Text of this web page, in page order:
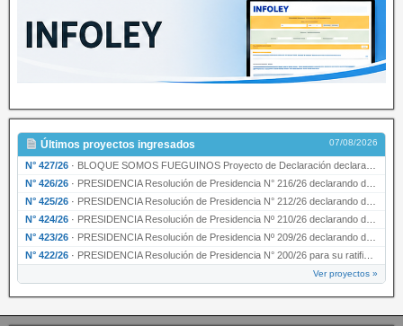
Últimos proyectos ingresados 07/08/2026
N° 427/26 · BLOQUE SOMOS FUEGUINOS Proyecto de Declaración declarando de interés provincial PRESIDENCI…
N° 426/26 · PRESIDENCIA Resolución de Presidencia N° 216/26 declarando de interés provincial la labor …
N° 425/26 · PRESIDENCIA Resolución de Presidencia N° 212/26 declarando de interés provincial el “50° A…
N° 424/26 · PRESIDENCIA Resolución de Presidencia Nº 210/26 declarando de interés provincial el proyec…
N° 423/26 · PRESIDENCIA Resolución de Presidencia Nº 209/26 declarando de interés provincial la presen…
N° 422/26 · PRESIDENCIA Resolución de Presidencia N° 200/26 para su ratificación.
Ver proyectos »